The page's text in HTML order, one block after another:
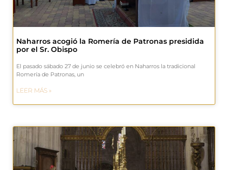
Naharros acogió la Romería de Patronas presidida
por el Sr. Obispo
El pasado sábado 27 de junio se celebró en Naharros la tradicional
Romería de Patronas, un
LEER MÁS »